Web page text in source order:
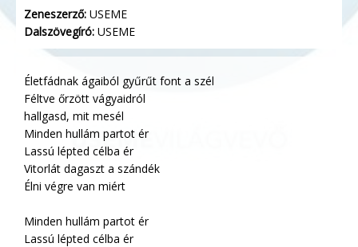
Zeneszerző: USEME
Dalszövegíró: USEME
Életfádnak ágaiból gyűrűt font a szél
Féltve őrzött vágyaidról
hallgasd, mit mesél
Minden hullám partot ér
Lassú lépted célba ér
Vitorlát dagaszt a szándék
Élni végre van miért
Minden hullám partot ér
Lassú lépted célba ér